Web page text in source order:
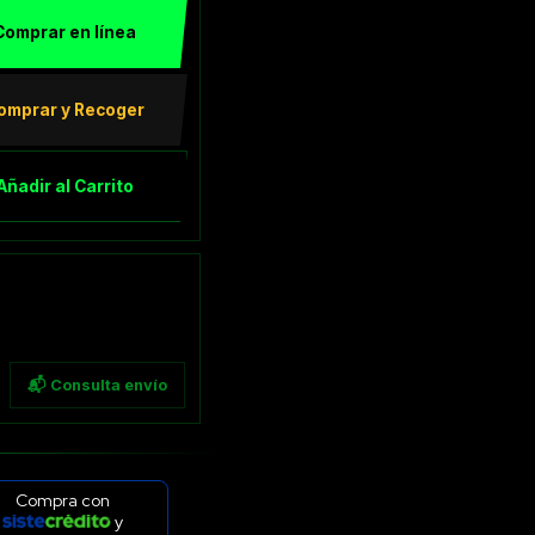
en línea
y Recoger
al Carrito
📬 Consulta envío
Compra con
y